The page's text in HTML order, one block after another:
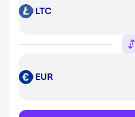
LTC LTC
EUR EUR